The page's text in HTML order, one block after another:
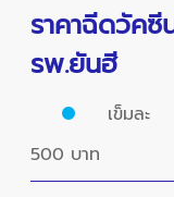
ราคาฉีดวัค
รพ.ยันฮี
เข็มละ
500 บาท